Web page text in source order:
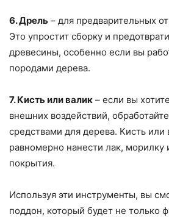
6. Дрель – для предварительных
Это упростит сборку и
древесины, особенно если вы
породами дерева.
7. Кисть или валик – если вы
внешних воздействий,
средствами для дерева. Кисть или
равномерно нанести лак, морилку
покрытия.
Используя эти инструменты, вы
поддон, который будет не только